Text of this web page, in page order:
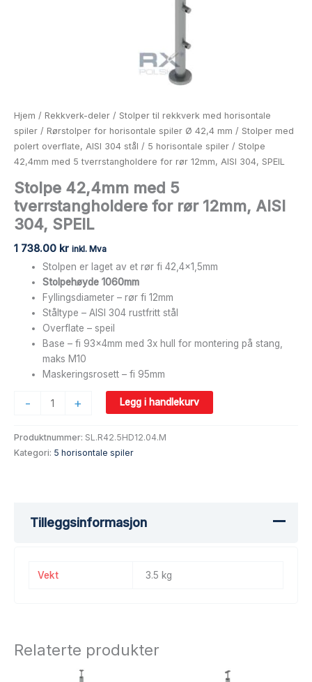
Hjem / Rekkverk-deler / Stolper til rekkverk med horisontale
spiler / Rørstolper for horisontale spiler Ø 42,4 mm / Stolper med
polert overflate, AISI 304 stål / 5 horisontale spiler / Stolpe
42,4mm med 5 tverrstangholdere for rør 12mm, AISI 304, SPEIL
Stolpe 42,4mm med 5
tverrstangholdere for rør 12mm, AISI
304, SPEIL
1 738.00 kr inkl. Mva
Stolpen er laget av et rør fi 42,4×1,5mm
Stolpehøyde 1060mm
Fyllingsdiameter – rør fi 12mm
Ståltype – AISI 304 rustfritt stål
Overflate – speil
Base – fi 93x4mm med 3x hull for montering på stang,
maks M10
Maskeringsrosett – fi 95mm
- + Legg i handlekurv
Produktnummer: SL.R42.5HD12.04.M
Kategori: 5 horisontale spiler
Tilleggsinformasjon
Vekt 3.5 kg
Relaterte produkter